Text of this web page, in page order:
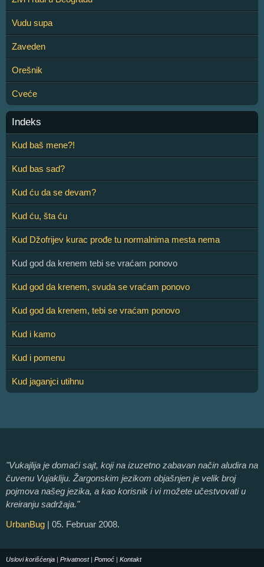
Vudu supa
Zaveden
Orešnik
Cveće
Indeks
Kud baš mene?!
Kud bas sad?
Kud ću da se devam?
Kud ću, šta ću
Kud Džofrijev kurac prođe tu normalnima mesta nema
Kud god da krenem tebi se vraćam ponovo
Kud god da krenem, svuda se vraćam ponovo
Kud god da krenem, tebi se vraćam ponovo
Kud i kamo
Kud i pomenu
Kud jaganjci utihnu
"Vukajlija je domaći sajt, koji na izuzetno zabavan način aludira na
čuvenu Vujakliju. Žargonskim jezikom objašnjen je velik broj
pojmova našeg jezika, a kao korisnik i vi možete učestvovati u
kreiranju sadržaja."
UrbanBug | 05. Februar 2008.
Uslovi korišćenja | Privatnost| Pomoć | Kontakt